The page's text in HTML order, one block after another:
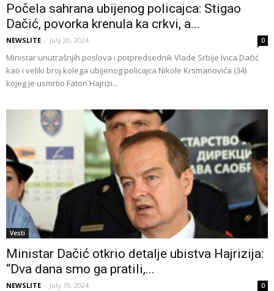
Počela sahrana ubijenog policajca: Stigao
Dačić, povorka krenula ka crkvi, a...
NEWSLITE - July 20, 2024 0
Ministar unutrašnjih poslova i potpredsednik Vlade Srbije Ivica Dačić
kao i veliki broj kolega ubijenog policajca Nikole Krsmanovića (34)
kojeg je usmrtio Faton Hajrizi...
Vesti
Ministar Dačić otkrio detalje ubistva Hajrizija:
“Dva dana smo ga pratili,...
NEWSLITE - July 19, 2024 0